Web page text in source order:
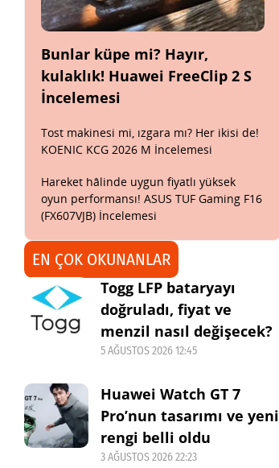
Bunlar küpe mi? Hayır,
kulaklık! Huawei FreeClip 2 S
İncelemesi
Tost makinesi mi, ızgara mı? Her ikisi de!
KOENIC KCG 2026 M İncelemesi
Hareket hâlinde uygun fiyatlı yüksek
oyun performansı! ASUS TUF Gaming F16
(FX607VJB) İncelemesi
EN ÇOK OKUNANLAR
Togg LFP bataryayı
doğruladı, fiyat ve
menzil nasıl değişecek?
5 AĞUSTOS 2026 12:45
Huawei Watch GT 7
Pro’nun tasarımı ve yeni
rengi belli oldu
3 AĞUSTOS 2026 22:23